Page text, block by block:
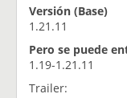
Versión (Base)
1.21.11
Pero se puede
1.19-1.21.11
Trailer: